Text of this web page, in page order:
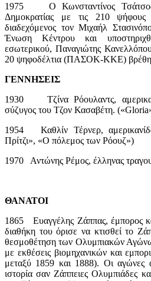
1975 Ο Κωνσταντίνος Τσάτσος
Δημοκρατίας με τις 210
διαδεχόμενος τον Μιχαήλ
Ένωση Κέντρου και
εσωτερικού, Παναγιώτης
20 ψηφοδέλτια (ΠΑΣΟΚ-ΚΚΕ)
ΓΕΝΝΗΣΕΙΣ
1930 Τζίνα Ρόουλαντς,
σύζυγος του Τζον Κασαβέτη.
1954 Καθλίν Τέρνερ,
Πρίτζι», «Ο πόλεμος των Ρόουζ»)
1970 Αντώνης Ρέμος, έλληνας
ΘΑΝΑΤΟΙ
1865 Ευαγγέλης Ζάππας, έμπορος
διαθήκη του όρισε να κτισθεί το
θεσμοθέτηση των Ολυμπιακών
με εκθέσεις βιομηχανικών και
μεταξύ 1859 και 1888). Οι αγώνες
ιστορία σαν Ζάππειες Ολυμπιάδες